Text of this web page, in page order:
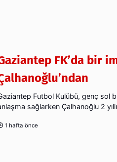
FK’da bir
Futbol Kulübü, genç sol
sağlarken Çalhanoğlu 2
1 hafta önce